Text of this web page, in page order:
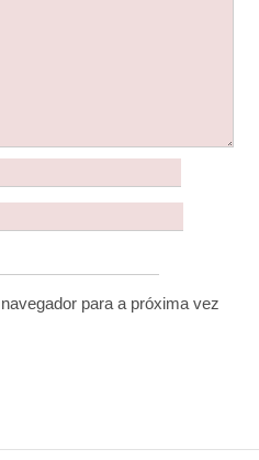
para a próxima vez